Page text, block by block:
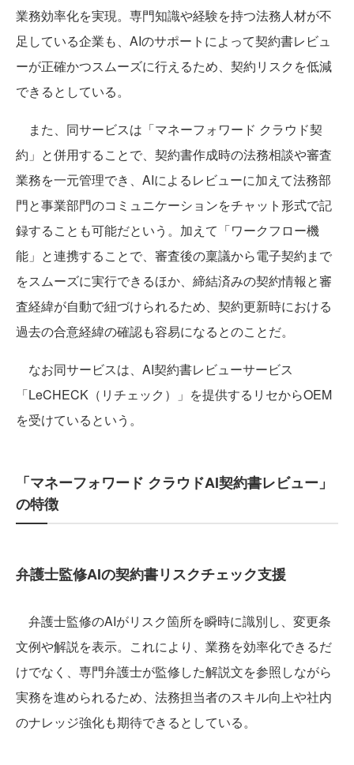
業務効率化を実現。専門知識や経験を持つ法務人材が不
足している企業も、AIのサポートによって契約書レビュ
ーが正確かつスムーズに行えるため、契約リスクを低減
できるとしている。
また、同サービスは「マネーフォワード クラウド契
約」と併用することで、契約書作成時の法務相談や審査
業務を一元管理でき、AIによるレビューに加えて法務部
門と事業部門のコミュニケーションをチャット形式で記
録することも可能だという。加えて「ワークフロー機
能」と連携することで、審査後の稟議から電子契約まで
をスムーズに実行できるほか、締結済みの契約情報と審
査経緯が自動で紐づけられるため、契約更新時における
過去の合意経緯の確認も容易になるとのことだ。
なお同サービスは、AI契約書レビューサービス
「LeCHECK（リチェック）」を提供するリセからOEM
を受けているという。
「マネーフォワード クラウドAI契約書レビュー」
の特徴
弁護士監修AIの契約書リスクチェック支援
弁護士監修のAIがリスク箇所を瞬時に識別し、変更条
文例や解説を表示。これにより、業務を効率化できるだ
けでなく、専門弁護士が監修した解説文を参照しながら
実務を進められるため、法務担当者のスキル向上や社内
のナレッジ強化も期待できるとしている。